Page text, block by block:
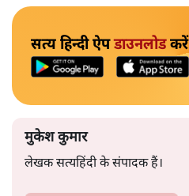
सत्य हिन्दी ऐपडाउनलोडकरें
मुकेश कुमार
लेखक सत्यहिंदी के संपादक हैं।